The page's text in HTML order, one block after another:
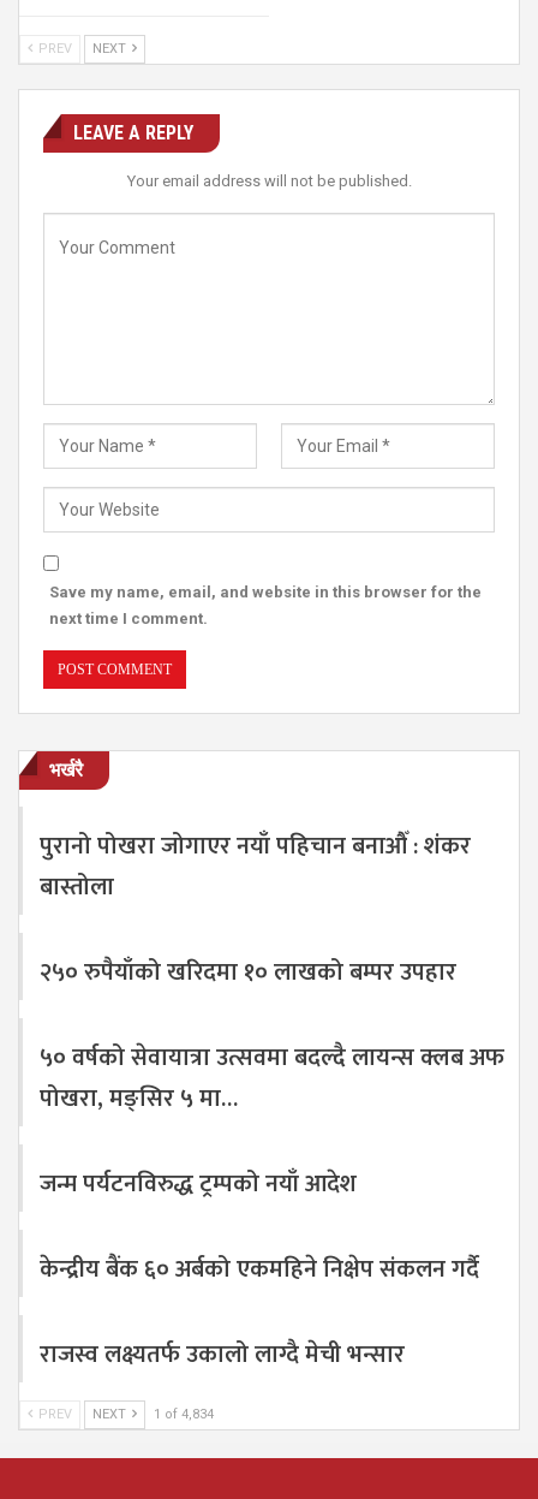
PREV NEXT
LEAVE A REPLY
Your email address will not be published.
Save my name, email, and website in this browser for the
next time I comment.
भर्खरै
पुरानो पोखरा जोगाएर नयाँ पहिचान बनाऔँ : शंकर
बास्तोला
२५० रुपैयाँको खरिदमा १० लाखको बम्पर उपहार
५० वर्षको सेवायात्रा उत्सवमा बदल्दै लायन्स क्लब अफ
पोखरा, मङ्सिर ५ मा…
जन्म पर्यटनविरुद्ध ट्रम्पको नयाँ आदेश
केन्द्रीय बैंक ६० अर्बको एकमहिने निक्षेप संकलन गर्दै
राजस्व लक्ष्यतर्फ उकालो लाग्दै मेची भन्सार
PREV NEXT 1 of 4,834